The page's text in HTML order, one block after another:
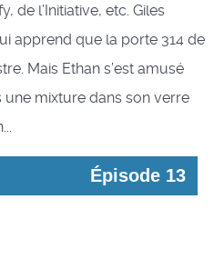
de l’Initiative, etc. Giles
apprend que la porte 314 de
Mais Ethan s’est amusé
une mixture dans son verre
Épisode 13